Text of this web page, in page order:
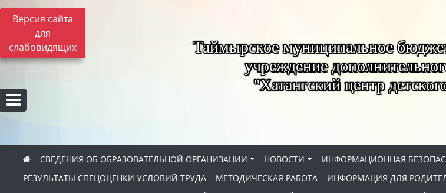
Версия сайта
для
слабовидящих
Таймырское муниципальное
учреждение
"Хатангский центр
СВЕДЕНИЯ ОБ ОБРАЗОВАТЕЛЬНОЙ ОРГАНИЗАЦИИ НОВОСТИ ИНФОРМАЦИОННАЯ
РЕЗУЛЬТАТЫ СПЕЦОЦЕНКИ УСЛОВИЙ ТРУДА
МЕТОДИЧЕСКАЯ РАБОТА
ИНФОРМАЦИЯ ДЛЯ